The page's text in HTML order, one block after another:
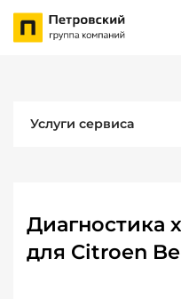
Услуги сервиса
Диагностика
для Citroen